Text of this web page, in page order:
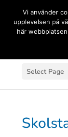
Select Page
Vi använder
upplevelsen på
här